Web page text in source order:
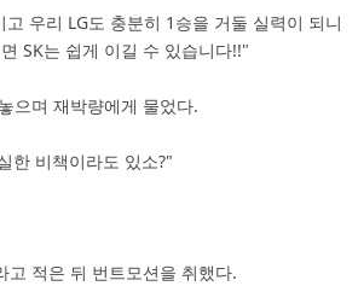
우리 LG도 충분히 1승을 거둘 실력이 되니
SK는 쉽게 이길 수 있습니다!!"
으며 재박량에게 물었다.
한 비책이라도 있소?"
고 적은 뒤 번트모션을 취했다.